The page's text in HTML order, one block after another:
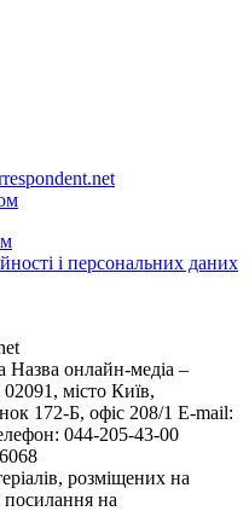
і персональних даних
Назва онлайн-медіа –
місто Київ,
172-Б, офіс 208/1 E-mail:
044-205-43-00
розміщених на
посилання на